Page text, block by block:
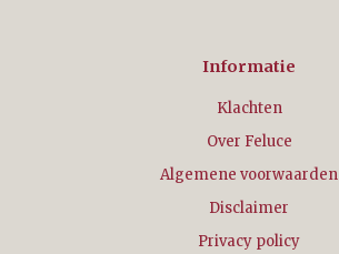
Informatie
Klachten
Over Feluce
Algemene voorwaarden
Disclaimer
Privacy policy